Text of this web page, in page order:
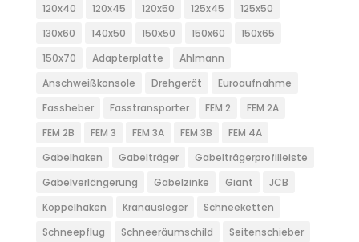
120x40
120x45 120x50 125x45
125x50
130x60
140x50 150x50 150x60
150x65
150x70
Adapterplatte
Ahlmann
Anschweißkonsole
Drehgerät
Euroaufnahme
Fassheber
Fasstransporter FEM 2
FEM 2A
FEM 2B
FEM 3 FEM 3A FEM 3B
FEM 4A
Gabelhaken
Gabelträger
Gabelträgerprofilleiste
Gabelverlängerung
Gabelzinke Giant
JCB
Koppelhaken
Kranausleger
Schneeketten
Schneepflug
Schneeräumschild
Seitenschieber